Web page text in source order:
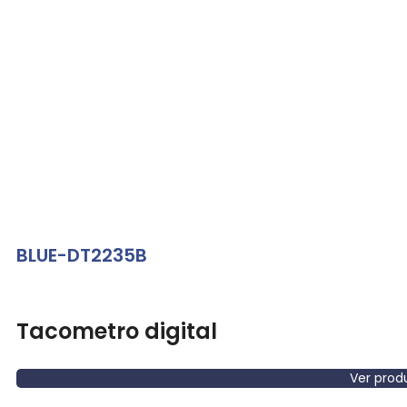
BLUE-DT2235B
Tacometro digital
Ver